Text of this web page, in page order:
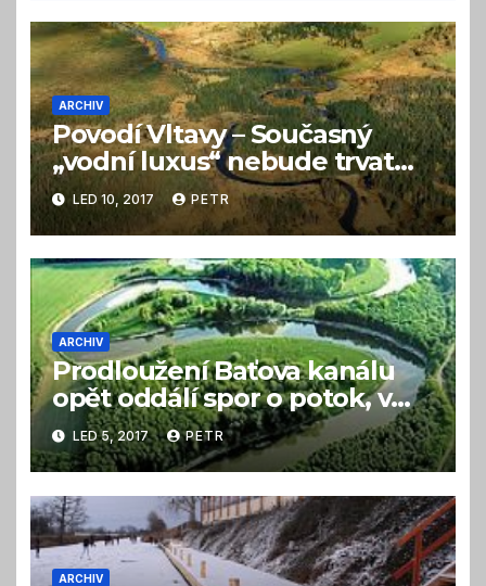
ARCHIV
Povodí Vltavy – Současný
„vodní luxus“ nebude trvat
věčně
LED 10, 2017 PETR
ARCHIV
Prodloužení Baťova kanálu
opět oddálí spor o potok, v
němž chybí voda
LED 5, 2017 PETR
ARCHIV